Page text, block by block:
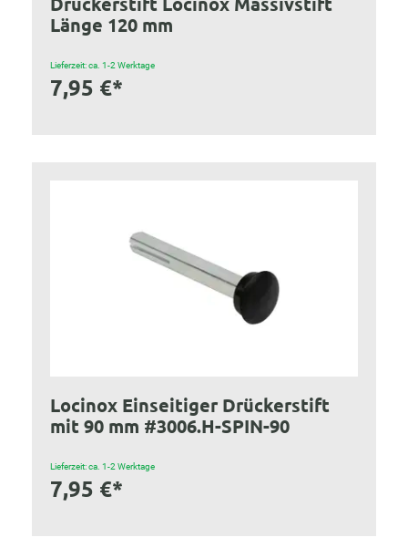
Länge 120 mm
Lieferzeit: ca. 1-2 Werktage
7,95 €*
Locinox Einseitiger Drückerstift
mit 90 mm #3006.H-SPIN-90
Lieferzeit: ca. 1-2 Werktage
7,95 €*